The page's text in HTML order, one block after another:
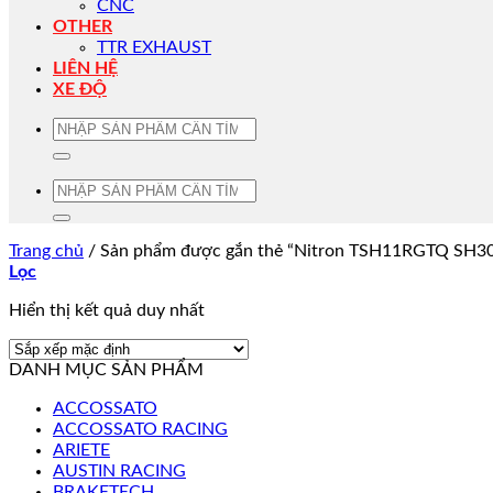
CNC
OTHER
TTR EXHAUST
LIÊN HỆ
XE ĐỘ
Tìm
Tìm
Trang chủ / Sản phẩm được gắn thẻ “Nitron TSH11RGTQ
Lọc
Hiển thị kết quả duy nhất
DANH MỤC SẢN PHẨM
ACCOSSATO
ACCOSSATO RACING
ARIETE
AUSTIN RACING